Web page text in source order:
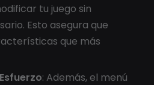
tu juego sin
Esto asegura que
que más
: Además, el menú